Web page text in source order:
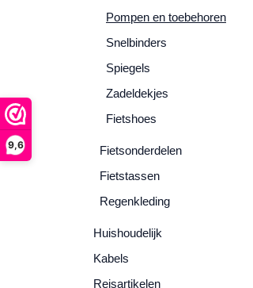
9,6
Pompen en toebehoren
Snelbinders
Spiegels
Zadeldekjes
Fietshoes
Fietsonderdelen
Fietstassen
Regenkleding
Huishoudelijk
Kabels
Reisartikelen